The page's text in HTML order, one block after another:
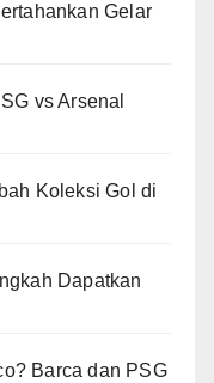
Gelar
vs Arsenal
Koleksi Gol di
Dapatkan
Barca dan PSG